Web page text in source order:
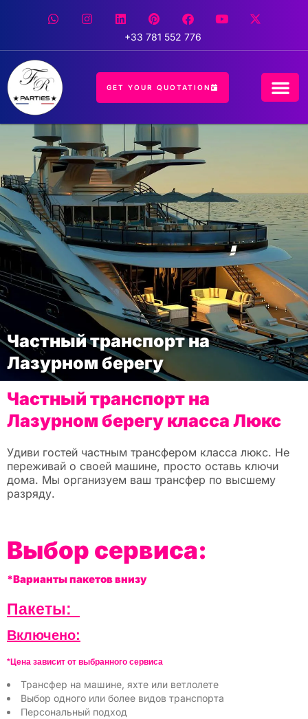
+33 781 552 776
GET YOUR QUOTATION
Частный транспорт на
Лазурном берегу
Частный транспорт на
Лазурном берегу класса Люкс
Удиви гостей частным трансфером класса люкс. Не
переживай о своей машине, просто оставь ключи
дома. Мы организуем ваш трансфер по высшему
разряду.
Выбор сервиса:
*Варианты пакетов внизу
Пакеты:
Включено:
*Цена зависит от выбранного сервиса
Трансфер на машине, яхте или ветлолете
Выбор одного или более видов транспорта
Персональный подход